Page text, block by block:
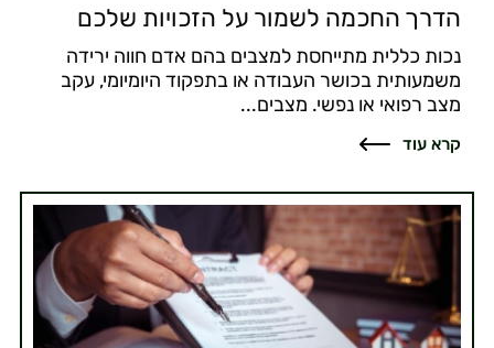
הדרך החכמה לשמור על הזכויות שלכם
נכות כללית מתייחסת למצבים בהם אדם חווה ירידה
משמעותית בכושר העבודה או בתפקוד היומיומי, עקב
מצב רפואי או נפשי. מצבים...
קרא עוד